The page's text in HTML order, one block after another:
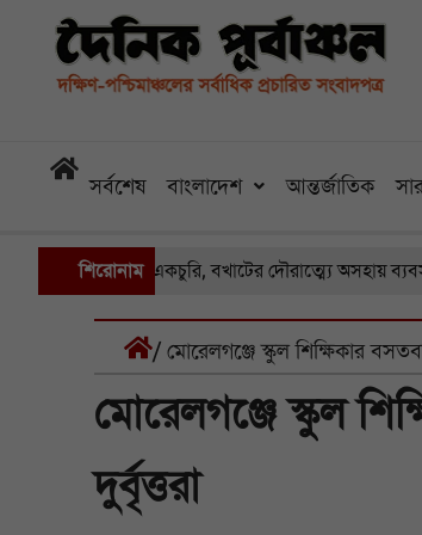
সর্বশেষ বাংলাদেশ আন্তর্জাতিক
শিরোনাম
একের পর একচুরি, বখাটের দৌরাত্ম্যে অসহায় ব্যবসায়ীরা
/ মোরেলগঞ্জে স্কুল শিক্ষিকার
মোরেলগঞ্জে স্কুল
দুর্বৃত্তরা